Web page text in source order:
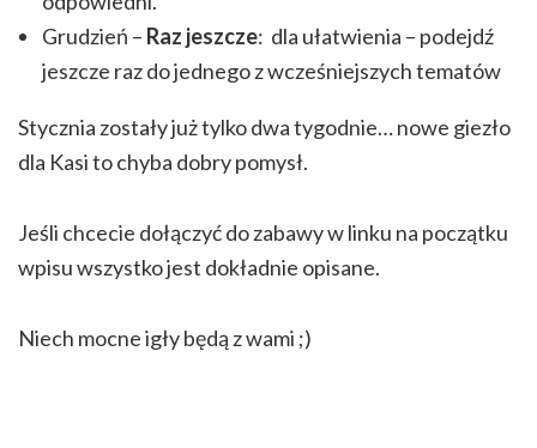
Grudzień – Raz jeszcze: dla ułatwienia – podejdź
jeszcze raz do jednego z wcześniejszych tematów
Stycznia zostały już tylko dwa tygodnie… nowe giezło
dla Kasi to chyba dobry pomysł.
Jeśli chcecie dołączyć do zabawy w linku na początku
wpisu wszystko jest dokładnie opisane.
Niech mocne igły będą z wami ;)